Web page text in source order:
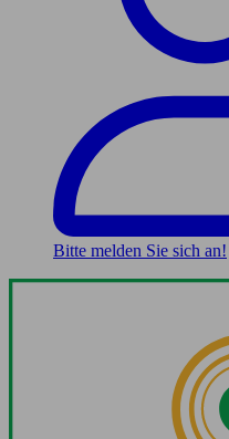
Bitte melden Sie sich an!